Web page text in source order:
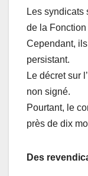
Les syndicats
de la
Cependant,
persistant.
Le décret sur
non signé.
Pourtant, le
près de dix
Des